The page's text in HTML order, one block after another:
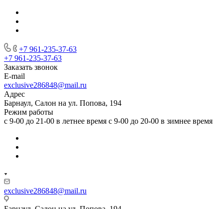
+7 961-235-37-63
+7 961-235-37-63
Заказать звонок
E-mail
exclusive286848@mail.ru
Адрес
Барнаул, Салон на ул. Попова, 194
Режим работы
с 9-00 до 21-00 в летнее время с 9-00 до 20-00 в зимнее время
exclusive286848@mail.ru